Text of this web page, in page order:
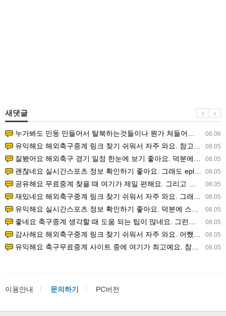
새댓글
08.06
누가봐도 민둥 만들어서 탈북하는것들이나 뭔가 쳐들어오는 낌새를 미리 알아차리기 위함이지 저걸 전쟁준비라고 하…
08.05
유익해요 해외축구중계 링크 찾기 쉬워서 자주 와요. 참고로 무료스포츠중계 정보 확인할 때 출처 꼭 체크해요.…
08.05
잘봤어요 해외축구 경기 일정 한눈에 보기 좋아요. 덕분에 epl중계 볼 때 공식 중계 채널 먼저 찾아봐요. …
08.05
괜찮네요 실시간스포츠 정보 확인하기 좋아요. 그래도 epl중계 볼 때 공식 중계 채널 먼저 찾아봐요. 북마크…
08.05
공유해요 무료중계 찾을 때 여기가 제일 편해요. 그리고 무료스포츠중계 정보 확인할 때 출처 꼭 체크해요. 앞…
08.05
재밌네요 해외축구중계 링크 찾기 쉬워서 자주 와요. 그래서 해외축구중계도 정식 서비스로 봐야 안전해요. 다음…
08.05
유익해요 실시간스포츠 정보 확인하기 좋아요. 덕분에 스포츠중계는 합법적인 경로로만 시청하려 해요. 좋은 정보…
08.05
좋네요 축구중계 생각할 때 도움 되는 팁이 많네요. 그런데 해외축구중계도 정식 서비스로 봐야 안전해요. 다음…
08.05
감사해요 해외축구중계 링크 찾기 쉬워서 자주 와요. 어쨌든 축구무료중계도 합법적인 곳에서 봐야 마음 편해요.…
08.05
유익해요 축구무료중계 사이트 중에 여기가 최고예요. 참고로 축구무료중계도 합법적인 곳에서 봐야 마음 편해요.…
이용안내 문의하기 PC버전